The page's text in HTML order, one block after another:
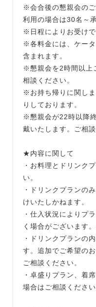
※会合後の懇親会の
利用の場合は30名～
※日程によりお受けで
※各料金には、ケー
含まれます。
※懇親会を2時間以上
相談ください。
※お持ち帰りに関し
りしております。
※懇親会が22時以降
戴いたします。ご相談
★内容に関して
・お料理とドリンク
い。
・ドリンクプランの
けいたしかねます。
・仕入状況によりプ
く場合がございます
・ドリンクプランの
す。追加でご希望の
ご相談ください。
・卓盛りプラン、着
場合はご相談ください